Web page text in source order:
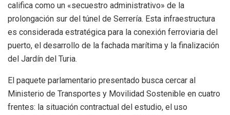
califica como un «secuestro administrativo» de la
prolongación sur del túnel de Serrería. Esta infraestructura
es considerada estratégica para la conexión ferroviaria del
puerto, el desarrollo de la fachada marítima y la finalización
del Jardín del Turia.
El paquete parlamentario presentado busca cercar al
Ministerio de Transportes y Movilidad Sostenible en cuatro
frentes: la situación contractual del estudio, el uso